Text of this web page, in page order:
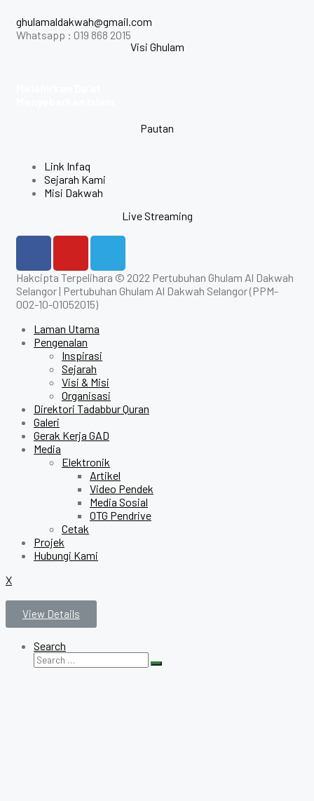
ghulamaldakwah@gmail.com
Whatsapp : 019 868 2015
Visi Ghulam
Pautan
Link Infaq
Sejarah Kami
Misi Dakwah
Live Streaming
Hakcipta Terpelihara © 2022 Pertubuhan Ghulam Al Dakwah
Selangor | Pertubuhan Ghulam Al Dakwah Selangor (PPM-
002-10-01052015)
Laman Utama
Pengenalan
Inspirasi
Sejarah
Visi & Misi
Organisasi
Direktori Tadabbur Quran
Galeri
Gerak Kerja GAD
Media
Elektronik
Artikel
Video Pendek
Media Sosial
OTG Pendrive
Cetak
Projek
Hubungi Kami
X
View Details
Search